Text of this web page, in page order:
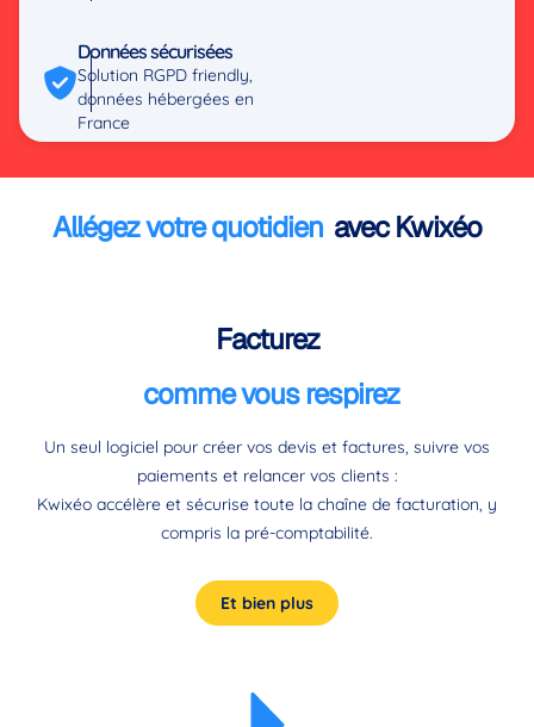
Données sécurisées
Solution RGPD friendly,
données hébergées en
France
Allégez votre quotidien avec Kwixéo
Facturez
comme vous respirez
Un seul logiciel pour créer vos devis et factures, suivre vos
paiements et relancer vos clients :
Kwixéo accélère et sécurise toute la chaîne de facturation, y
compris la pré-comptabilité.
Et bien plus